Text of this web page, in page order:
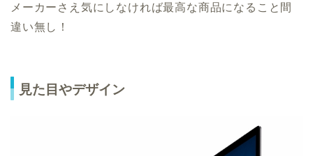
メーカーさえ気にしなければ最高な商品になること間
違い無し！
見た目やデザイン